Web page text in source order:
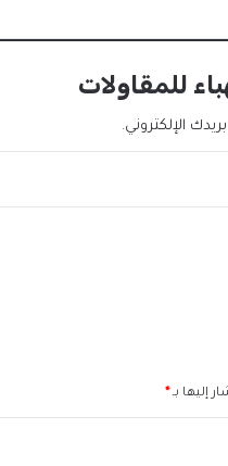
للمقاولات
الإلكتروني.
إليها بـ*